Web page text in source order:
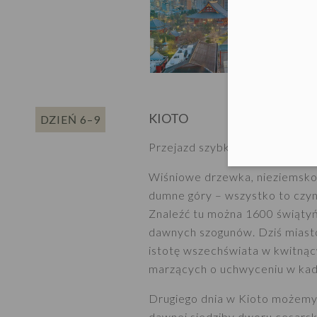
DZIEŃ 6–9 KIOTO
Przejazd szybkim pociągiem do
Wiśniowe drzewka,
dumne góry – wszystko to
Znaleźć tu można 1600
dawnych szogunów. Dziś
istotę wszechświata w
marzących o uchwyceniu w
Drugiego dnia w Kioto